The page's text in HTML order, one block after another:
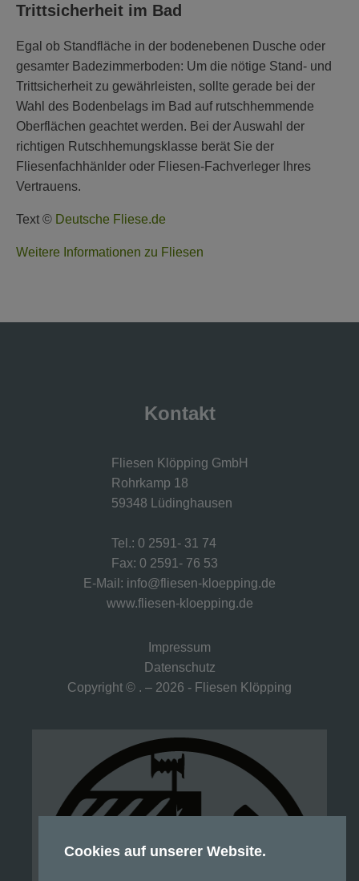
Trittsicherheit im Bad
Egal ob Standfläche in der bodenebenen Dusche oder
gesamter Badezimmerboden: Um die nötige Stand- und
Trittsicherheit zu gewährleisten, sollte gerade bei der
Wahl des Bodenbelags im Bad auf rutschhemmende
Oberflächen geachtet werden. Bei der Auswahl der
richtigen Rutschhemungsklasse berät Sie der
Fliesenfachhänlder oder Fliesen-Fachverleger Ihres
Vertrauens.
Text © Deutsche Fliese.de
Weitere Informationen zu Fliesen
Kontakt
Fliesen Klöpping GmbH
Rohrkamp 18
59348 Lüdinghausen
Tel.: 0 2591- 31 74
Fax: 0 2591- 76 53
E-Mail: info@fliesen-kloepping.de
www.fliesen-kloepping.de
Impressum
Datenschutz
Copyright © . – 2026 - Fliesen Klöpping
Cookies auf unserer Website.